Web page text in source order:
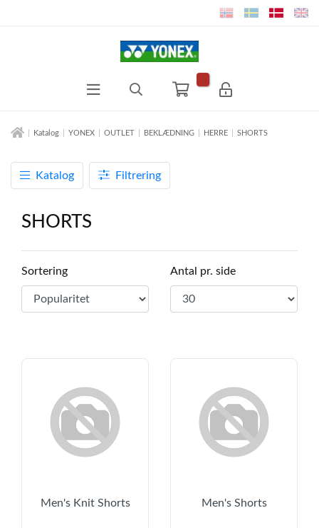
Katalog YONEX OUTLET BEKLÆDNING HERRE SHORTS
Katalog Filtrering
SHORTS
Sortering Antal pr. side
Men's Knit Shorts Men's Shorts